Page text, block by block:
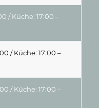
/ Küche: 17:00 –
/ Küche: 17:00 –
/ Küche: 17:00 –